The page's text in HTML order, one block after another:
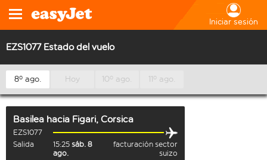
Iniciar sesión
EZS1077 Estado del vuelo
8º ago. Hoy 10º ago. 11º ago.
Basilea hacia Figari, Corsica
EZS1077
Salida
15:25 sáb. 8
ago.
facturación sector
suizo